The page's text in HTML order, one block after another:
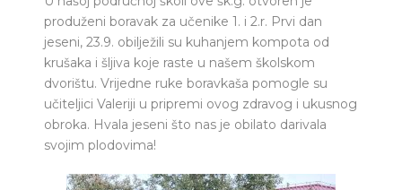
produženi boravak za učenike 1. i 2.r. Prvi dan
jeseni, 23.9. obilježili su kuhanjem kompota od
krušaka i šljiva koje raste u našem školskom
dvorištu. Vrijedne ruke boravkaša pomogle su
učiteljici Valeriji u pripremi ovog zdravog i ukusnog
obroka. Hvala jeseni što nas je obilato darivala
svojim plodovima!